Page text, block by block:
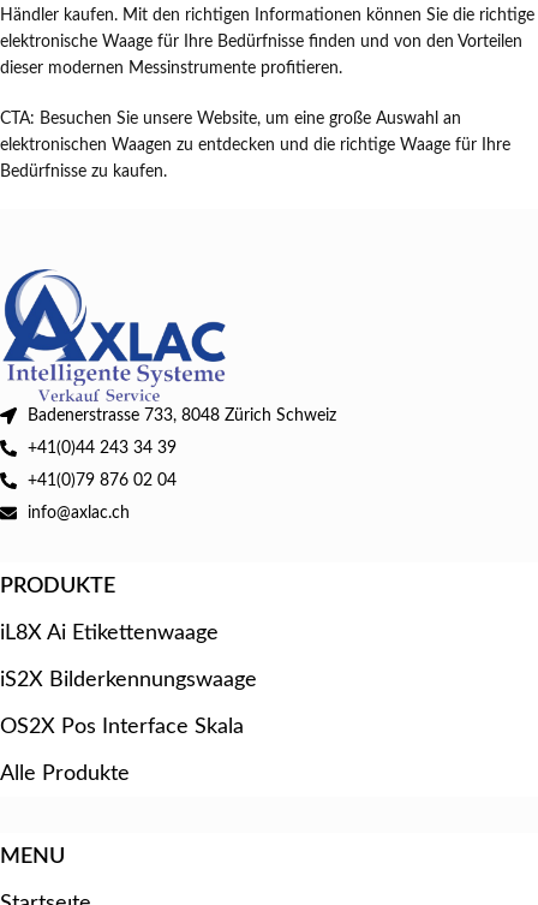
Händler kaufen. Mit den richtigen Informationen können Sie die richtige
elektronische Waage für Ihre Bedürfnisse finden und von den Vorteilen
dieser modernen Messinstrumente profitieren.
CTA: Besuchen Sie unsere Website, um eine große Auswahl an
elektronischen Waagen zu entdecken und die richtige Waage für Ihre
Bedürfnisse zu kaufen.
Badenerstrasse 733, 8048 Zürich Schweiz
+41(0)44 243 34 39
+41(0)79 876 02 04
info@axlac.ch
PRODUKTE
iL8X Ai Etikettenwaage
iS2X Bilderkennungswaage
OS2X Pos Interface Skala
Alle Produkte
MENU